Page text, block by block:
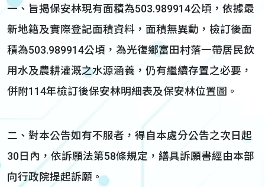
一、旨揭保安林現有面積為503.989914公頃，依據最
新地籍及實際登記面積資料，面積無異動，檢訂後面
積為503.989914公頃，為光復鄉富田村落一帶居民飲
用水及農耕灌溉之水源涵養，仍有繼續存置之必要，
併附114年檢訂後保安林明細表及保安林位置圖。
二、對本公告如有不服者，得自本處分公告之次日起
30日內，依訴願法第58條規定，繕具訴願書經由本部
向行政院提起訴願。